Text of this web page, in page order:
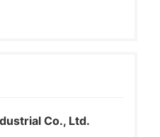
Co., Ltd.